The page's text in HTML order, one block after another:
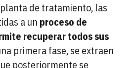
de tratamiento, las
a un proceso de
recuperar todos sus
primera fase, se extraen
posteriormente se